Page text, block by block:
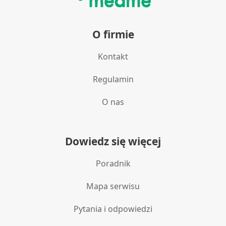
O firmie
Kontakt
Regulamin
O nas
Dowiedz się więcej
Poradnik
Mapa serwisu
Pytania i odpowiedzi